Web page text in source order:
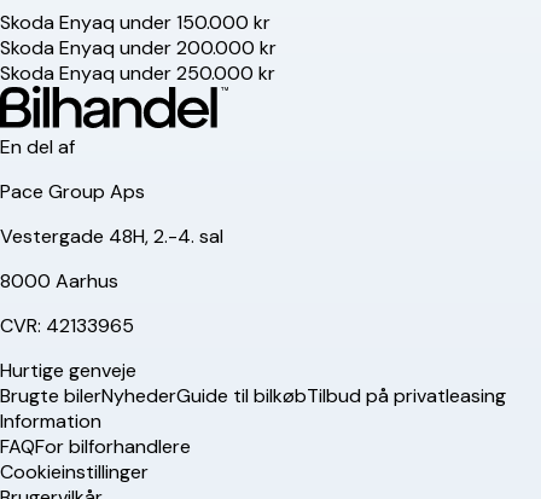
Skoda Enyaq under 150.000 kr
Skoda Enyaq under 200.000 kr
Skoda Enyaq under 250.000 kr
En del af
Pace Group Aps
Vestergade 48H, 2.-4. sal
8000 Aarhus
CVR: 42133965
Hurtige genveje
Brugte bilerNyhederGuide til bilkøbTilbud på privatleasing
Information
FAQFor bilforhandlere
Cookieinstillinger